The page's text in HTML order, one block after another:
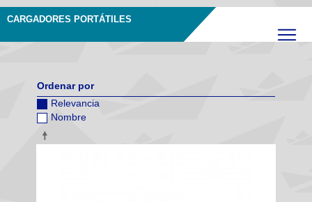
CARGADORES PORTÁTILES
Ordenar por
Relevancia
Nombre